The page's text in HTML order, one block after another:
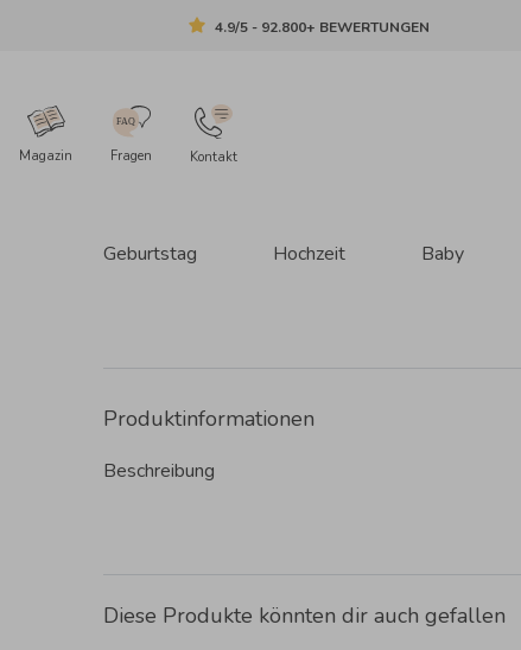
4.9/5 - 92.800+ BEWERTUNGEN
Magazin Fragen Kontakt
Geburtstag Hochzeit Baby
Produktinformationen
Beschreibung
Diese Produkte könnten dir auch gefallen